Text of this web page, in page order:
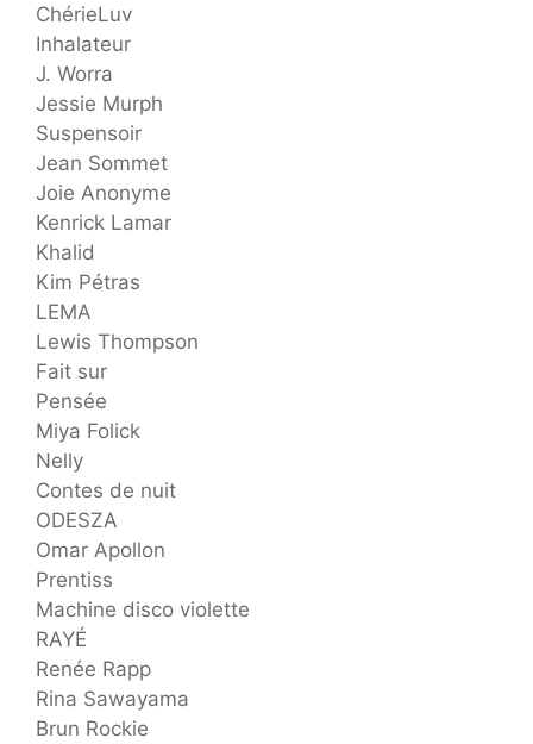
ChérieLuv
Inhalateur
J. Worra
Jessie Murph
Suspensoir
Jean Sommet
Joie Anonyme
Kenrick Lamar
Khalid
Kim Pétras
LEMA
Lewis Thompson
Fait sur
Pensée
Miya Folick
Nelly
Contes de nuit
ODESZA
Omar Apollon
Prentiss
Machine disco violette
RAYÉ
Renée Rapp
Rina Sawayama
Brun Rockie